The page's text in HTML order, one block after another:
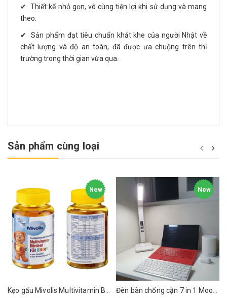
✔ Thiết kế nhỏ gọn, vô cùng tiện lợi khi sử dụng và mang
theo.
✔ Sản phẩm đạt tiêu chuẩn khắt khe của người Nhật về
chất lượng và độ an toàn, đã được ưa chuộng trên thị
trường trong thời gian vừa qua.
Sản phẩm cùng loại
New New